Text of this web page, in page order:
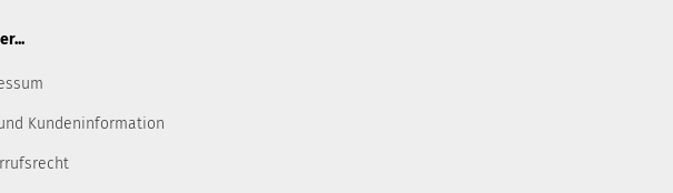
Kundeninformation